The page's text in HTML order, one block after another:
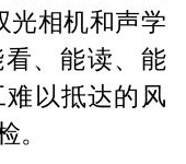
光相机和声学
、能读、能
以抵达的风
。